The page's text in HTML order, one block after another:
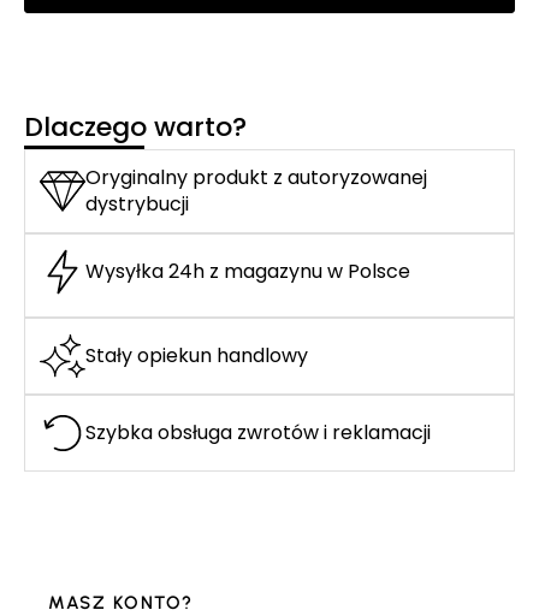
Dlaczego warto?
Oryginalny produkt z autoryzowanej
dystrybucji
Wysyłka 24h z magazynu w Polsce
Stały opiekun handlowy
Szybka obsługa zwrotów i reklamacji
MASZ KONTO?